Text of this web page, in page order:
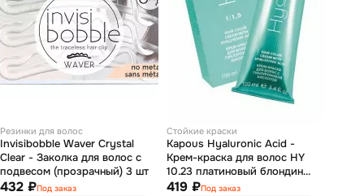
Резинки для волос
Invisibobble Waver Crystal
Clear - Заколка для волос с
подвесом (прозрачный) 3 шт
432 ₽Под заказ
Стойкие краски
Kapous Hyaluronic Acid -
Крем-краска для волос HY
10.23 платиновый блондин
перламутровый 100 мл
419 ₽Под заказ